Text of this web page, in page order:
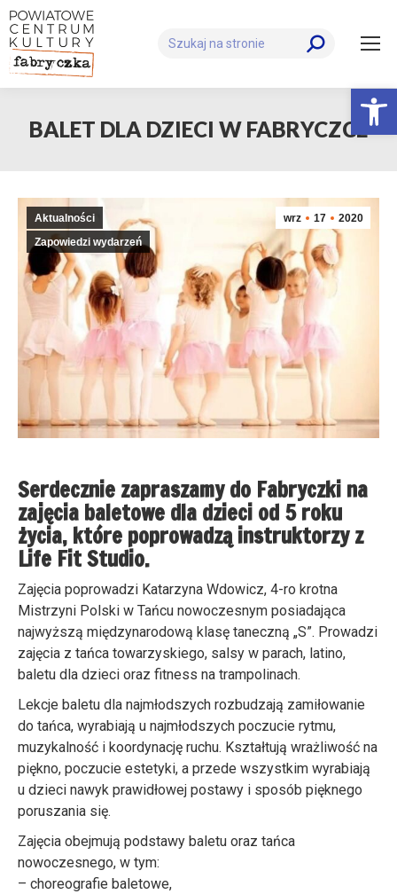
Szukaj:
BALET DLA DZIECI W FABRYCZCE
wrz 17 2020
Aktualności
Zapowiedzi wydarzeń
Serdecznie zapraszamy do Fabryczki na
zajęcia baletowe dla dzieci od 5 roku
życia, które poprowadzą instruktorzy z
Life Fit Studio.
Zajęcia poprowadzi Katarzyna Wdowicz, 4-ro krotna
Mistrzyni Polski w Tańcu nowoczesnym posiadająca
najwyższą międzynarodową klasę taneczną „S”. Prowadzi
zajęcia z tańca towarzyskiego, salsy w parach, latino,
baletu dla dzieci oraz fitness na trampolinach.
Lekcje baletu dla najmłodszych rozbudzają zamiłowanie
do tańca, wyrabiają u najmłodszych poczucie rytmu,
muzykalność i koordynację ruchu. Kształtują wrażliwość na
piękno, poczucie estetyki, a przede wszystkim wyrabiają
u dzieci nawyk prawidłowej postawy i sposób pięknego
poruszania się.
Zajęcia obejmują podstawy baletu oraz tańca
nowoczesnego, w tym:
– choreografie baletowe,